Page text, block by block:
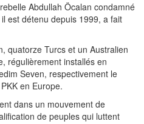
Abdullah Öcalan condamné
est détenu depuis 1999, a fait
quatorze Turcs et un Australien
régulièrement installés en
Seven, respectivement le
en Europe.
dans un mouvement de
de peuples qui luttent